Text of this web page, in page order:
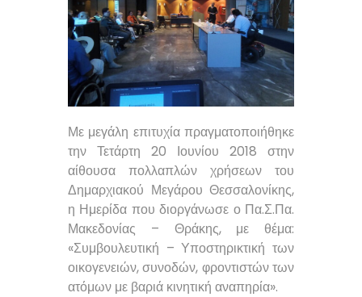
Με μεγάλη επιτυχία πραγματοποιήθηκε
την Τετάρτη 20 Ιουνίου 2018 στην
αίθουσα πολλαπλών χρήσεων του
Δημαρχιακού Μεγάρου Θεσσαλονίκης,
η Ημερίδα που διοργάνωσε ο Πα.Σ.Πα.
Μακεδονίας – Θράκης, με θέμα:
«Συμβουλευτική – Υποστηρικτική των
οικογενειών, συνοδών, φροντιστών των
ατόμων με βαριά κινητική αναπηρία».